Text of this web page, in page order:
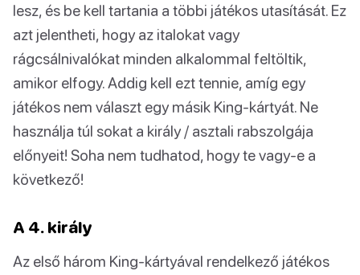
lesz, és be kell tartania a többi játékos utasítását. Ez
azt jelentheti, hogy az italokat vagy
rágcsálnivalókat minden alkalommal feltöltik,
amikor elfogy. Addig kell ezt tennie, amíg egy
játékos nem választ egy másik King-kártyát. Ne
használja túl sokat a király / asztali rabszolgája
előnyeit! Soha nem tudhatod, hogy te vagy-e a
következő!
A 4. király
Az első három King-kártyával rendelkező játékos